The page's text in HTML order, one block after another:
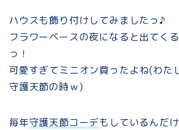
ハウスも飾り付けしてみましたっ♪
フラワーベースの夜になると出てく
っ！
可愛すぎてミニオン買ったよね(わた
守護天節の時ｗ)
毎年守護天節コーデもしているんだけ